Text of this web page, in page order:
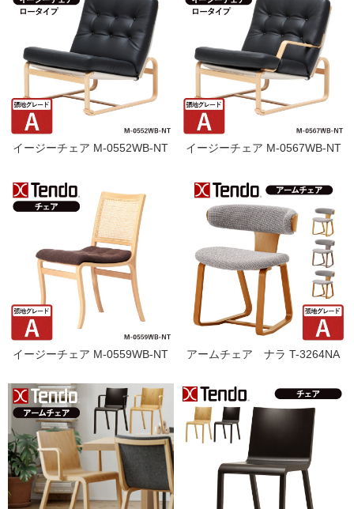
イージーチェア M-0552WB-NT イージーチェア M-0567WB-NT
イージーチェア M-0559WB-NT アームチェア ナラ T-3264NA